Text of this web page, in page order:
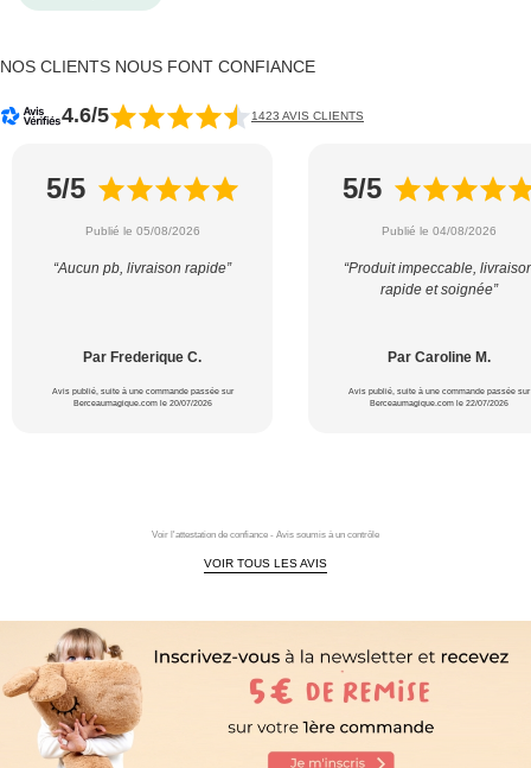
NOS CLIENTS NOUS FONT CONFIANCE
4.6/5 1423 AVIS CLIENTS
5/5
Publié le 05/08/2026
“Aucun pb, livraison rapide”
Par Frederique C.
Avis publié, suite à une commande passée sur
Berceaumagique.com le 20/07/2026
5/5
Publié le 04/08/2026
“Produit impeccable,
rapide et soignée”
Par Caroline M.
Avis publié, suite à une commande passée sur
Berceaumagique.com le 22/07/2026
Voir l'attestation de confiance - Avis soumis à un contrôle
VOIR TOUS LES AVIS